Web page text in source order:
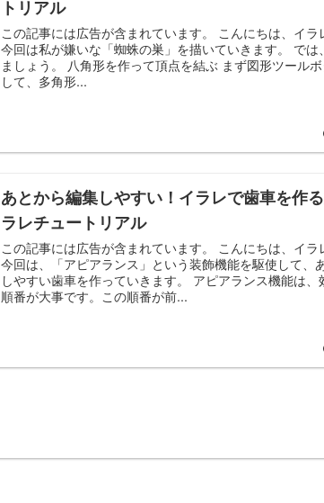
トリアル
この記事には広告が含まれています。 こんにちは、イラ
今回は私が嫌いな「蜘蛛の巣」を描いていきます。 では
ましょう。 八角形を作って頂点を結ぶ まず図形ツール
して、多角形...
あとから編集しやすい！イラレで歯車を作
ラレチュートリアル
この記事には広告が含まれています。 こんにちは、イラ
今回は、「アピアランス」という装飾機能を駆使して、
しやすい歯車を作っていきます。 アピアランス機能は、
順番が大事です。この順番が前...